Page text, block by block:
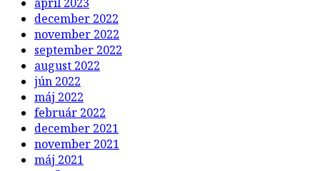
december 2022
november 2022
september 2022
august 2022
jún 2022
máj 2022
február 2022
december 2021
november 2021
máj 2021